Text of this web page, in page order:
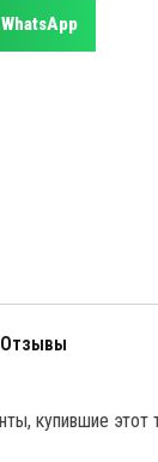
WhatsApp
Отзывы
купившие этот